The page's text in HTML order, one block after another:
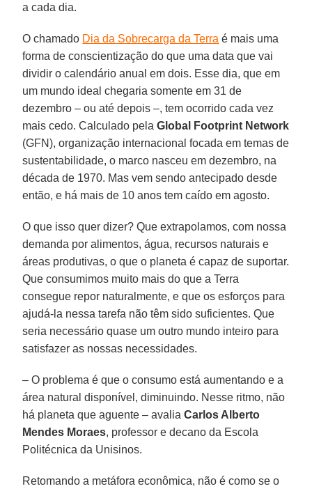
a cada dia.
O chamado Dia da Sobrecarga da Terra é mais uma
forma de conscientização do que uma data que vai
dividir o calendário anual em dois. Esse dia, que em
um mundo ideal chegaria somente em 31 de
dezembro – ou até depois –, tem ocorrido cada vez
mais cedo. Calculado pelaGlobal Footprint Network
(GFN), organização internacional focada em temas de
sustentabilidade, o marco nasceu em dezembro, na
década de 1970. Mas vem sendo antecipado desde
então, e há mais de 10 anos tem caído em agosto.
O que isso quer dizer? Que extrapolamos, com nossa
demanda por alimentos, água, recursos naturais e
áreas produtivas, o que o planeta é capaz de suportar.
Que consumimos muito mais do que a Terra
consegue repor naturalmente, e que os esforços para
ajudá-la nessa tarefa não têm sido suficientes. Que
seria necessário quase um outro mundo inteiro para
satisfazer as nossas necessidades.
– O problema é que o consumo está aumentando e a
área natural disponível, diminuindo. Nesse ritmo, não
há planeta que aguente – avaliaCarlos Alberto
Mendes Moraes, professor e decano da Escola
Politécnica da Unisinos.
Retomando a metáfora econômica, não é como se o